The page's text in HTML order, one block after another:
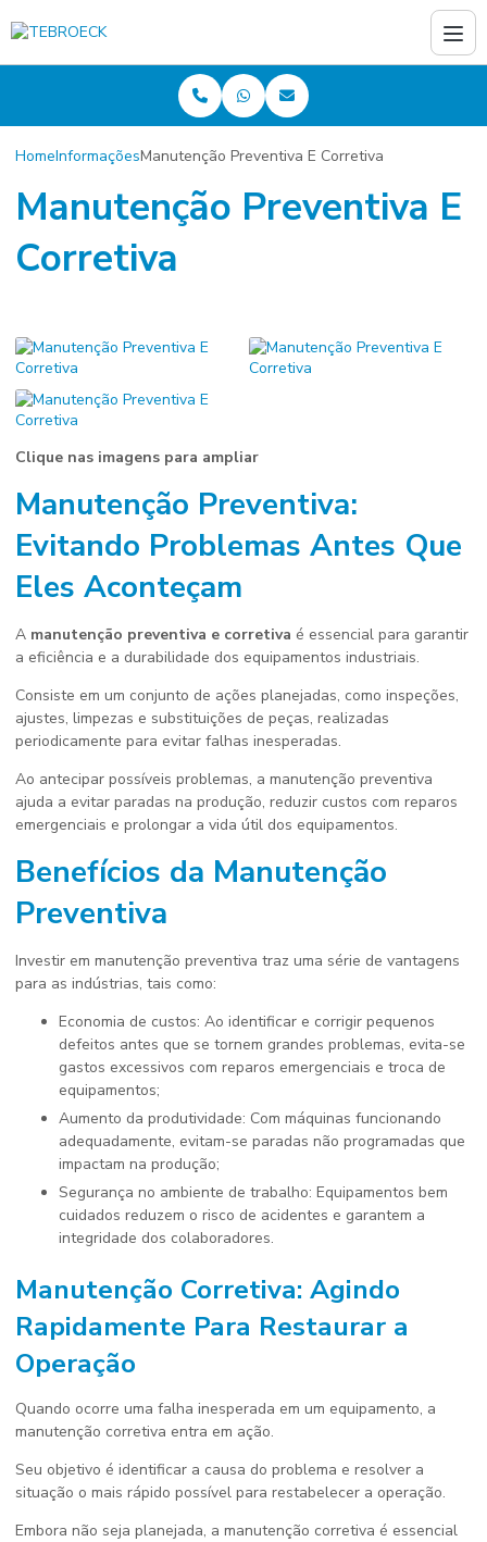
HomeInformaçõesManutenção Preventiva E Corretiva
Manutenção Preventiva E
Corretiva
Clique nas imagens para ampliar
Manutenção Preventiva:
Evitando Problemas Antes Que
Eles Aconteçam
A manutenção preventiva e corretiva é essencial para garantir
a eficiência e a durabilidade dos equipamentos industriais.
Consiste em um conjunto de ações planejadas, como inspeções,
ajustes, limpezas e substituições de peças, realizadas
periodicamente para evitar falhas inesperadas.
Ao antecipar possíveis problemas, a manutenção preventiva
ajuda a evitar paradas na produção, reduzir custos com reparos
emergenciais e prolongar a vida útil dos equipamentos.
Benefícios da Manutenção
Preventiva
Investir em manutenção preventiva traz uma série de vantagens
para as indústrias, tais como:
Economia de custos: Ao identificar e corrigir pequenos
defeitos antes que se tornem grandes problemas, evita-se
gastos excessivos com reparos emergenciais e troca de
equipamentos;
Aumento da produtividade: Com máquinas funcionando
adequadamente, evitam-se paradas não programadas que
impactam na produção;
Segurança no ambiente de trabalho: Equipamentos bem
cuidados reduzem o risco de acidentes e garantem a
integridade dos colaboradores.
Manutenção Corretiva: Agindo
Rapidamente Para Restaurar a
Operação
Quando ocorre uma falha inesperada em um equipamento, a
manutenção corretiva entra em ação.
Seu objetivo é identificar a causa do problema e resolver a
situação o mais rápido possível para restabelecer a operação.
Embora não seja planejada, a manutenção corretiva é essencial